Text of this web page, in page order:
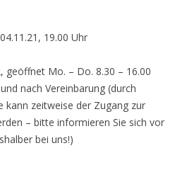
19.00 Uhr
geöffnet Mo. – Do. 8.30 – 16.00
nach Vereinbarung (durch
kann zeitweise der Zugang zur
– bitte informieren Sie sich vor
bei uns!)